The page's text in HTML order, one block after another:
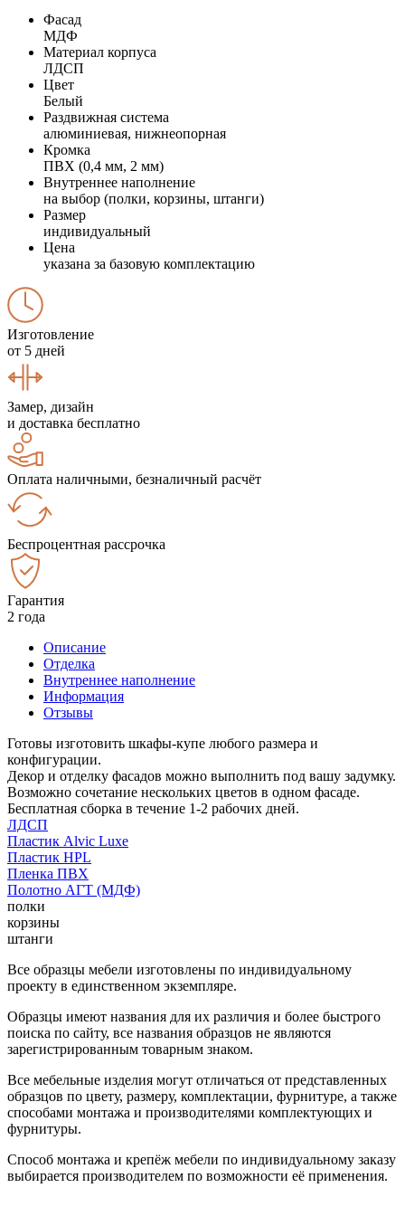
Фасад
МДФ
Материал корпуса
ЛДСП
Цвет
Белый
Раздвижная система
алюминиевая, нижнеопорная
Кромка
ПВХ (0,4 мм, 2 мм)
Внутреннее наполнение
на выбор (полки, корзины, штанги)
Размер
индивидуальный
Цена
указана за базовую комплектацию
Изготовление
от 5 дней
Замер, дизайн
и доставка бесплатно
Оплата наличными, безналичный расчёт
Беспроцентная рассрочка
Гарантия
2 года
Описание
Отделка
Внутреннее наполнение
Информация
Отзывы
Готовы изготовить шкафы-купе любого размера и
конфигурации.
Декор и отделку фасадов можно выполнить под вашу задумку.
Возможно сочетание нескольких цветов в одном фасаде.
Бесплатная сборка в течение 1-2 рабочих дней.
ЛДСП
Пластик Alvic Luxe
Пластик HPL
Пленка ПВХ
Полотно АГТ (МДФ)
полки
корзины
штанги
Все образцы мебели изготовлены по индивидуальному
проекту в единственном экземпляре.
Образцы имеют названия для их различия и более быстрого
поиска по сайту, все названия образцов не являются
зарегистрированным товарным знаком.
Все мебельные изделия могут отличаться от представленных
образцов по цвету, размеру, комплектации, фурнитуре, а также
способами монтажа и производителями комплектующих и
фурнитуры.
Способ монтажа и крепёж мебели по индивидуальному заказу
выбирается производителем по возможности её применения.